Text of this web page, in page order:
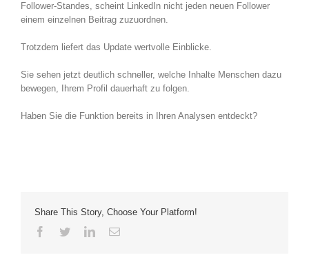
Follower-Standes, scheint LinkedIn nicht jeden neuen Follower
einem einzelnen Beitrag zuzuordnen.
Trotzdem liefert das Update wertvolle Einblicke.
Sie sehen jetzt deutlich schneller, welche Inhalte Menschen dazu
bewegen, Ihrem Profil dauerhaft zu folgen.
Haben Sie die Funktion bereits in Ihren Analysen entdeckt?
Share This Story, Choose Your Platform!
Facebook
TwitterLinkedIn
E-